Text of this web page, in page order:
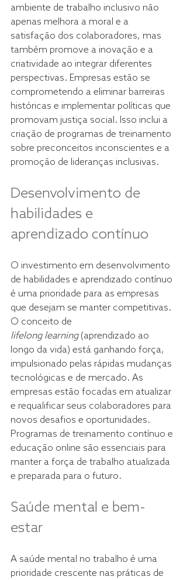
ambiente de trabalho inclusivo não
apenas melhora a moral e a
satisfação dos colaboradores, mas
também promove a inovação e a
criatividade ao integrar diferentes
perspectivas. Empresas estão se
comprometendo a eliminar barreiras
históricas e implementar políticas que
promovam justiça social. Isso inclui a
criação de programas de treinamento
sobre preconceitos inconscientes e a
promoção de lideranças inclusivas.
Desenvolvimento de
habilidades e
aprendizado contínuo
O investimento em desenvolvimento
de habilidades e aprendizado contínuo
é uma prioridade para as empresas
que desejam se manter competitivas.
O conceito de
lifelong learning (aprendizado ao
longo da vida) está ganhando força,
impulsionado pelas rápidas mudanças
tecnológicas e de mercado. As
empresas estão focadas em atualizar
e requalificar seus colaboradores para
novos desafios e oportunidades.
Programas de treinamento contínuo e
educação online são essenciais para
manter a força de trabalho atualizada
e preparada para o futuro.
Saúde mental e bem-
estar
A saúde mental no trabalho é uma
prioridade crescente nas práticas de